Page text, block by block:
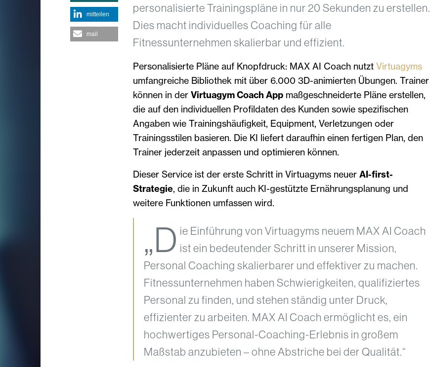
personalisierte Trainingspläne in nur 20 Sekunden zu erstellen.
Dies macht individuelles Coaching für alle
Fitnessunternehmen skalierbar und effizient.
Personalisierte Pläne auf Knopfdruck: MAX AI Coach nutzt Virtuagyms
umfangreiche Bibliothek mit über 6.000 3D-animierten Übungen. Trainer
können in der Virtuagym Coach Appmaßgeschneiderte Pläne erstellen,
die auf den individuellen Profildaten des Kunden sowie spezifischen
Angaben wie Trainingshäufigkeit, Equipment, Verletzungen oder
Trainingsstilen basieren. Die KI liefert daraufhin einen fertigen Plan, den
Trainer jederzeit anpassen und optimieren können.
Dieser Service ist der erste Schritt in Virtuagyms neuer AI-first-
Strategie, die in Zukunft auch KI-gestützte Ernährungsplanung und
weitere Funktionen umfassen wird.
„D ie Einführung von Virtuagyms neuem MAX AI Coach
ist ein bedeutender Schritt in unserer Mission,
Personal Coaching skalierbarer und effektiver zu machen.
Fitnessunternehmen haben Schwierigkeiten, qualifiziertes
Personal zu finden, und stehen ständig unter Druck,
effizienter zu arbeiten. MAX AI Coach ermöglicht es, ein
hochwertiges Personal-Coaching-Erlebnis in großem
Maßstab anzubieten – ohne Abstriche bei der Qualität.“
mitteilen
mail